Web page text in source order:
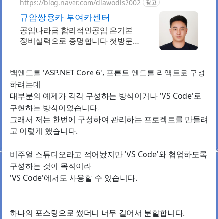
https://blog.naver.com/dlawodls2002 광고
규암쌍용카 부여카센터
공임나라급 합리적인공임 은기본
정비실력으로 증명합니다 첫방문
백엔드를 'ASP.NET Core 6', 프론트 엔드를 리액트로 구성
하려는데
대부분의 예제가 각각 구성하는 방식이거나 'VS Code'로
구현하는 방식이었습니다.
그래서 저는 한번에 구성하여 관리하는 프로젝트를 만들려
고 이렇게 했습니다.
비주얼 스튜디오라고 적어놨지만 'VS Code'와 협업하도록
구성하는 것이 목적이라
'VS Code'에서도 사용할 수 있습니다.
하나의 포스팅으로 썼더니 너무 길어서 분할합니다.